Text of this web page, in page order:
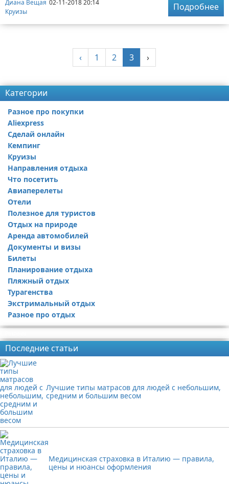
Диана Вещая 02-11-2018 20:14
Круизы
Подробнее
‹ 1 2 3 ›
Категории
Разное про покупки
Aliexpress
Сделай онлайн
Кемпинг
Круизы
Направления отдыха
Что посетить
Авиаперелеты
Отели
Полезное для туристов
Отдых на природе
Аренда автомобилей
Документы и визы
Билеты
Планирование отдыха
Пляжный отдых
Турагенства
Экстримальный отдых
Разное про отдых
Последние статьи
Лучшие типы матрасов для людей с небольшим,
средним и большим весом
Медицинская страховка в Италию — правила,
цены и нюансы оформления